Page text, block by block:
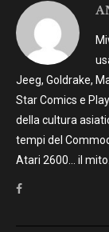
Jeeg, Goldrake,
Star Comics e
della cultura
tempi del
Atari 2600… il mito.